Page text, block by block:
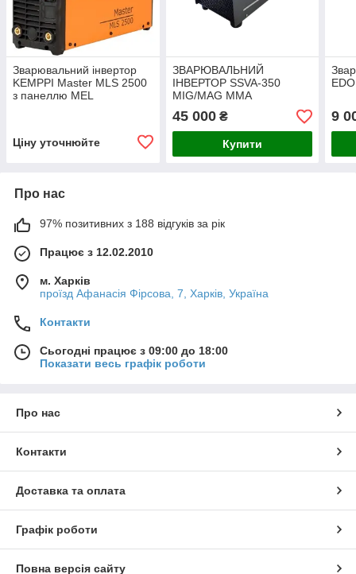
Зварювальний інвертор
KEMPPI Master MLS 2500
з панеллю MEL
Ціну уточнюйте
ЗВАРЮВАЛЬНИЙ
ІНВЕРТОР SSVA-350
MIG/MAG MMA
45 000₴
Купити
9
Про нас
97% позитивних з 188 відгуків за рік
Працює з 12.02.2010
м. Харків
проїзд Афанасія Фірсова, 7, Харків, Україна
Контакти
Сьогодні працює з 09:00 до 18:00
Показати весь графік роботи
Про нас
Контакти
Доставка та оплата
Графік роботи
Повна версія сайту